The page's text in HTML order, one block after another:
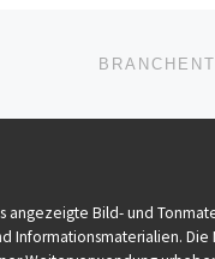
ZUR
Bild- und
Informationsmaterialien.